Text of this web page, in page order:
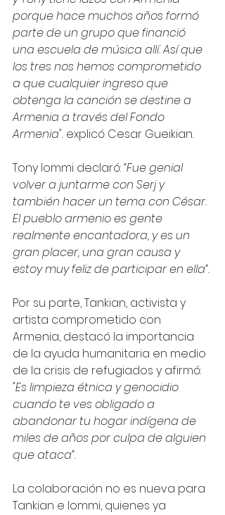
porque hace muchos años formó
parte de un grupo que financió
una escuela de música allí. Así que
los tres nos hemos comprometido
a que cualquier ingreso que
obtenga la canción se destine a
Armenia a través del Fondo
Armenia". explicó Cesar Gueikian.
Tony Iommi declaró: “Fue genial
volver a juntarme con Serj y
también hacer un tema con César.
El pueblo armenio es gente
realmente encantadora, y es un
gran placer, una gran causa y
estoy muy feliz de participar en ella”.
Por su parte, Tankian, activista y
artista comprometido con
Armenia, destacó la importancia
de la ayuda humanitaria en medio
de la crisis de refugiados y afirmó:
"Es limpieza étnica y genocidio
cuando te ves obligado a
abandonar tu hogar indígena de
miles de años por culpa de alguien
que ataca”.
La colaboración no es nueva para
Tankian e Iommi, quienes ya